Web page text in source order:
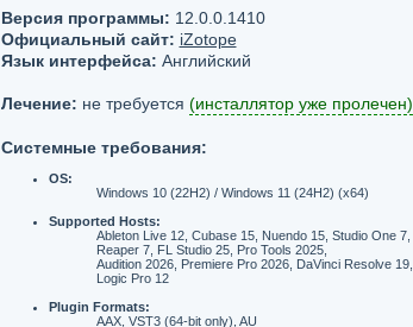
Версия программы: 12.0.0.1410
Официальный сайт: iZotope
Язык интерфейса: Английский
Лечение: не требуется (инсталлятор уже пролечен)
Системные требования:
OS:
Windows 10 (22H2) / Windows 11 (24H2) (x64)
Supported Hosts:
Ableton Live 12, Cubase 15, Nuendo 15, Studio One 7,
Reaper 7, FL Studio 25, Pro Tools 2025,
Audition 2026, Premiere Pro 2026, DaVinci Resolve 19,
Logic Pro 12
Plugin Formats:
AAX, VST3 (64-bit only), AU